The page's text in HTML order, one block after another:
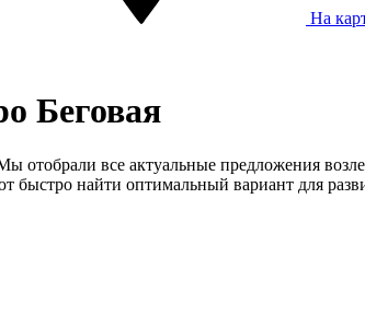
На
Беговая
все актуальные предложения возле
найти оптимальный вариант для